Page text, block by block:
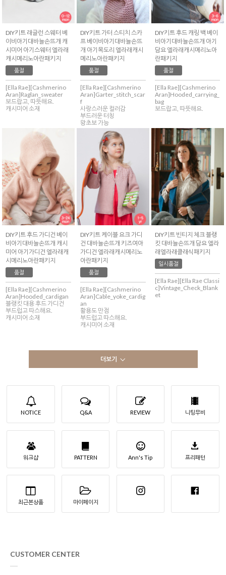
DIY키트 래글런 스웨터 베
이비아기대바늘손뜨개 캐
시미어 아기스웨터 엘라래
캐시메리노아란패키지
품절
[Ella Rae][Cashmerino
Aran]Raglan_sweater
보드랍고, 따뜻해요.
캐시미어 소재
DIY키트 가터 스티치 스카
프 베이비아기대바늘손뜨
개 아기목도리 엘라래캐시
메리노아란패키지
품절
[Ella Rae][Cashmerino
Aran]Garter_stitch_scar
f
사랑스러운 컬러감
부드러운 터칭
왕초보 가능
DIY키트 후드 캐링 백 베이
비아기대바늘손뜨개 아기
담요 엘라래캐시메리노아
란패키지
품절
[Ella Rae][Cashmerino
Aran]Hooded_carrying_
bag
보드랍고, 따뜻해요.
DIY키트 후드 가디건 베이
비아기대바늘손뜨개 캐시
미어 아기가디건 엘라래캐
시메리노아란패키지
품절
[Ella Rae][Cashmerino
Aran]Hooded_cardigan
블랭킷 대용 후드 가디건
부드럽고 따스해요.
캐시미어 소재
DIY키트 케이블 요크 가디
건 대바늘손뜨개 키즈여아
가디건 엘라래캐시메리노
아란패키지
품절
[Ella Rae][Cashmerino
Aran]Cable_yoke_cardig
an
활용도 만점
부드럽고 따스해요.
캐시미어 소재
DIY키트 빈티지 체크 블랭
킷 대바늘손뜨개 담요 엘라
래엘라래클래식패키지
일시품절
[Ella Rae][Ella Rae Classi
c]Vintage_Check_Blank
et
더보기
NOTICE Q&A REVIEW 니팅무비
워크샵 PATTERN Ann's Tip 프리패턴
최근본상품 마이페이지
CUSTOMER CENTER